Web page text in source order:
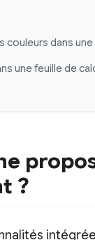
couleurs dans
une feuille de
?